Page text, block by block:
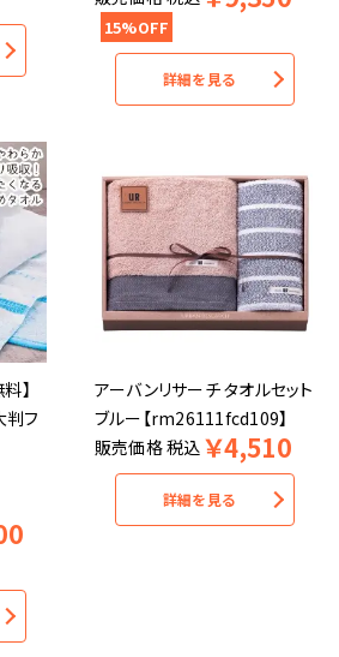
15%OFF
詳細を見る
】
判フ
アーバンリサーチ タオルセット
ブルー【rm26111fcd109】
販売価格税込 ￥4,510
詳細を見る